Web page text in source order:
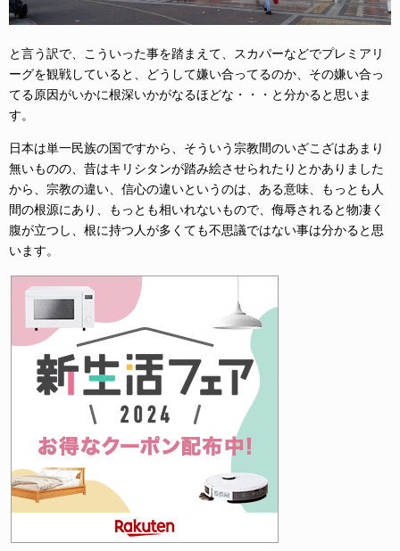
と言う訳で、こういった事を踏まえて、スカパーなどでプレミアリ
ーグを観戦していると、どうして嫌い合ってるのか、その嫌い合っ
てる原因がいかに根深いかがなるほどな・・・と分かると思いま
す。
日本は単一民族の国ですから、そういう宗教間のいざこざはあまり
無いものの、昔はキリシタンが踏み絵させられたりとかありました
から、宗教の違い、信心の違いというのは、ある意味、もっとも人
間の根源にあり、もっとも相いれないもので、侮辱されると物凄く
腹が立つし、根に持つ人が多くても不思議ではない事は分かると思
います。